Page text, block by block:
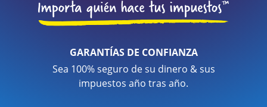
GARANTÍAS DE CONFIANZA
Sea 100% seguro de su dinero & sus
impuestos año tras año.